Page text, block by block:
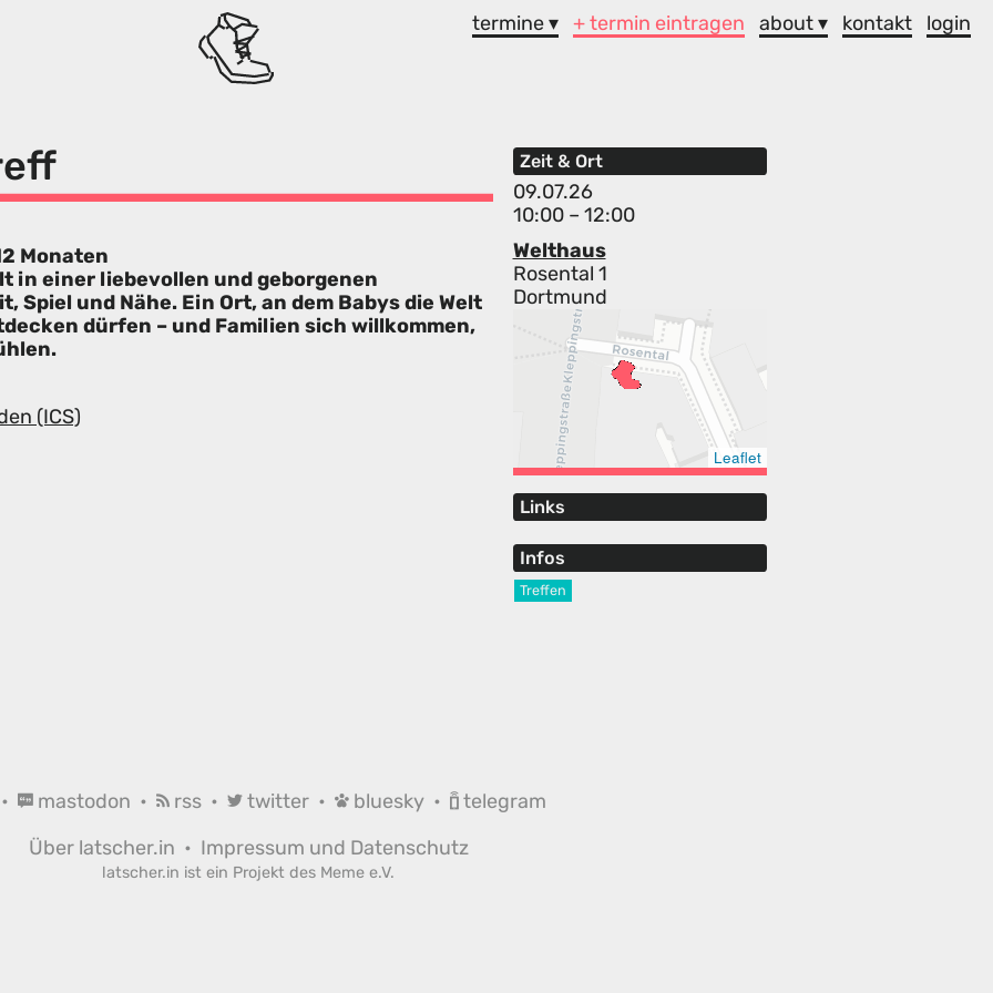
termine ▾ + termin eintragen about ▾ kontakt login
Zeit & Ort
09.07.26
10:00 – 12:00
Welthaus
Rosental 1
Dortmund
Leaflet
Links
Infos
Treffen
Monaten
in einer liebevollen und geborgenen
Spiel und Nähe. Ein Ort, an dem Babys die Welt
dürfen – und Familien sich willkommen,
(ICS)
mastodon • rss • twitter • bluesky •
telegram
Über latscher.in • Impressum und Datenschutz
latscher.in ist ein Projekt des Meme e.V.